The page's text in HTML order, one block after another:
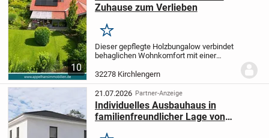
10
Zuhause zum Verlieben
Merken
Dieser gepflegte Holzbungalow verbindet
behaglichen Wohnkomfort mit einer
großzügigen Grundstück von ca. 803 m².
Mit rund 95 m² Wohnfläche eignet sich
die...
32278 Kirchlengern
21.07.2026 Partner-Anzeige
Individuelles Ausbauhaus in
familienfreundlicher Lage von